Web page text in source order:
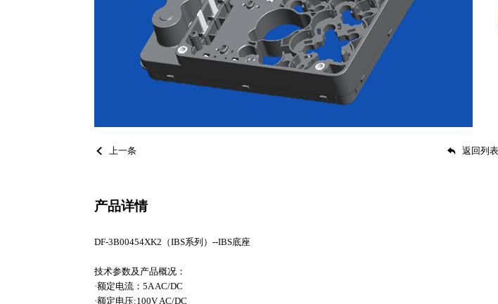
上一条 返回列表
产品详情
DF-3B00454XK2（IBS系列）--IBS底座
技术参数及产品概况：
·额定电流：5A AC/DC
·额定电压:100V AC/DC